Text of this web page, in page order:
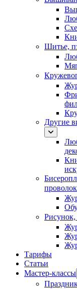
Шитье,
Другие
Рисунок,
Тарифы
Статьи
Мастер-классы